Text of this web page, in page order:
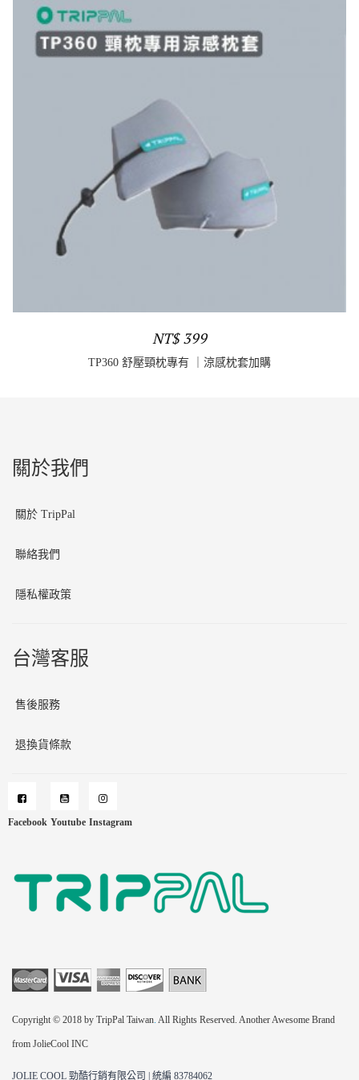
TP360 舒壓頸枕專有 ｜涼感枕套加購
NT$ 399
關於我們
關於 TripPal
聯絡我們
隱私權政策
台灣客服
售後服務
退換貨條款
Facebook Youtube Instagram
Copyright © 2018 by TripPal Taiwan All Rights Reserved. Another Awesome Brand
from JolieCool INC
JOLIE COOL 勁酷行銷有限公司 | 統編 83784062